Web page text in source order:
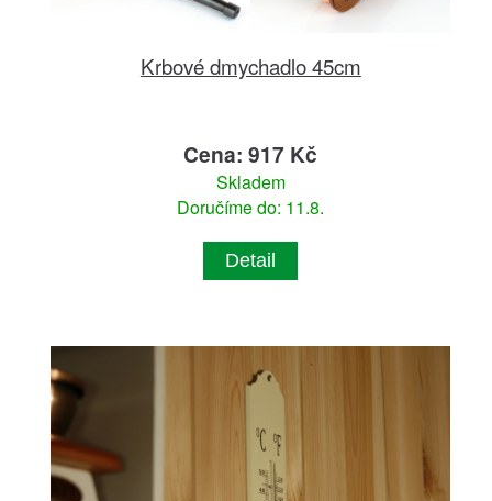
Krbové dmychadlo 45cm
Cena: 917 Kč
Skladem
Doručíme do: 11.8.
Detail